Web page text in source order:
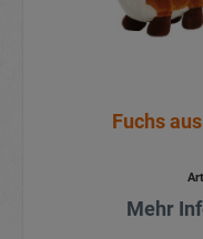
Fuchs
Mehr